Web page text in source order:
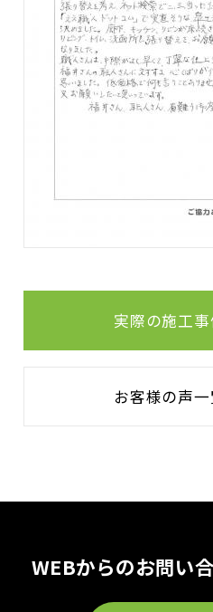
実際の施工
お客様の声
WEBからのお問い